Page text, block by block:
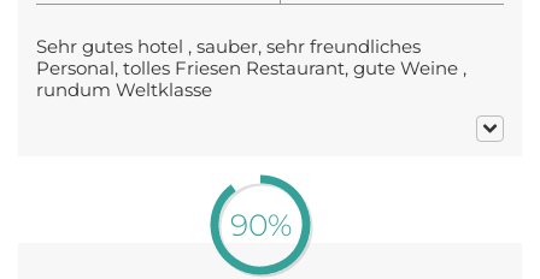
Sehr gutes hotel , sauber, sehr freundliches
Personal, tolles Friesen Restaurant, gute Weine ,
rundum Weltklasse
90%